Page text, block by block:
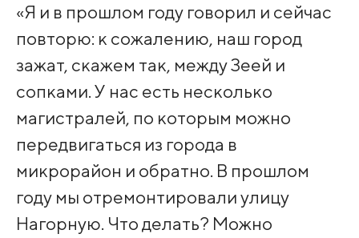
«Я и в прошлом году говорил и сейчас
повторю: к сожалению, наш город
зажат, скажем так, между Зеей и
сопками. У нас есть несколько
магистралей, по которым можно
передвигаться из города в
микрорайон и обратно. В прошлом
году мы отремонтировали улицу
Нагорную. Что делать? Можно